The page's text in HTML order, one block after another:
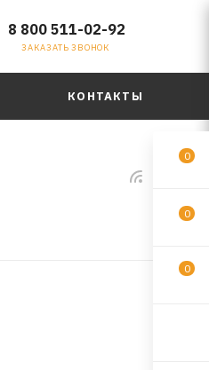
8 800 511-02-92
ЗАКАЗАТЬ ЗВОНОК
КОНТАКТЫ
0
0
0